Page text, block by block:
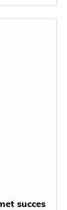
succes